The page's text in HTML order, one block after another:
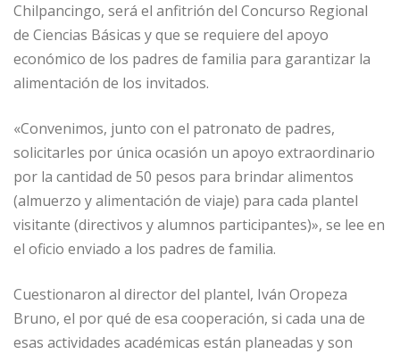
Chilpancingo, será el anfitrión del Concurso Regional
de Ciencias Básicas y que se requiere del apoyo
económico de los padres de familia para garantizar la
alimentación de los invitados.
«Convenimos, junto con el patronato de padres,
solicitarles por única ocasión un apoyo extraordinario
por la cantidad de 50 pesos para brindar alimentos
(almuerzo y alimentación de viaje) para cada plantel
visitante (directivos y alumnos participantes)», se lee en
el oficio enviado a los padres de familia.
Cuestionaron al director del plantel, Iván Oropeza
Bruno, el por qué de esa cooperación, si cada una de
esas actividades académicas están planeadas y son